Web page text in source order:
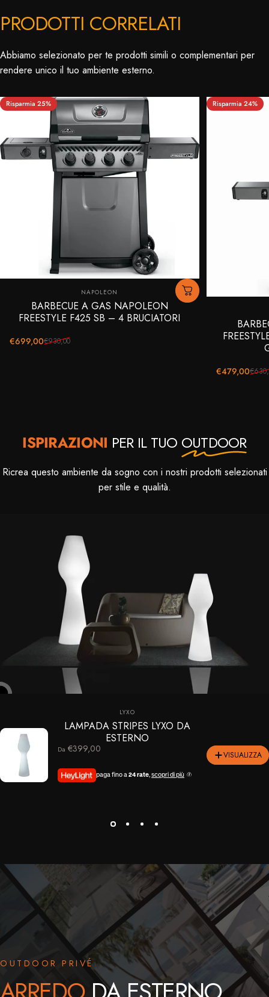
PRODOTTI CORRELATI
Abbiamo selezionato per te prodotti simili o complementari per
rendere unico il tuo ambiente esterno.
Risparmia 25%
Fornitore:
NAPOLEON
BARBECUE A GAS NAPOLEON
FREESTYLE F425 SB – 4 BRUCIATORI
Prezzo scontato
€699,00
Prezzo di listino
€930,00
Risparmia 24%
Prezzo scontato
€479,00
Prezzo di listino
ISPIRAZIONI PER IL TUO OUTDOOR
Ricrea questo ambiente da sogno con i nostri prodotti selezionati
per stile e qualità.
Fornitore:
LYXO
LAMPADA STRIPES LYXO DA
ESTERNO
Da €399,00
paga fino a 24 rate, scopri di più
VISUALIZZA
OUTDOOR PRIVÉ